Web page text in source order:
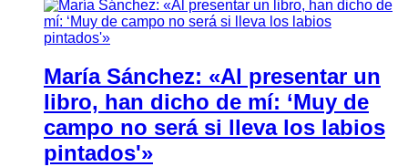
María Sánchez: «Al presentar un
libro, han dicho de mí: ‘Muy de
campo no será si lleva los labios
pintados'»